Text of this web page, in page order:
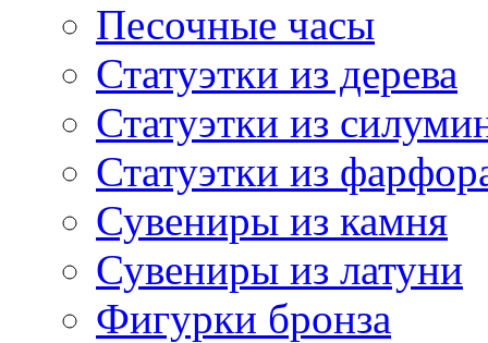
Песочные часы
Статуэтки из дерева
Статуэтки из
Статуэтки из
Сувениры из камня
Сувениры из латуни
Фигурки бронза